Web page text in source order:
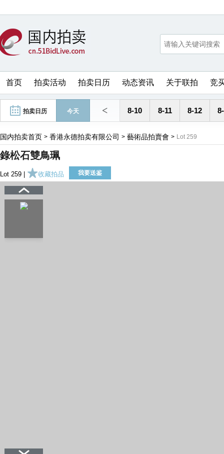
首页 拍卖活动 拍卖日历 动态资讯 关于联拍 竞
拍卖日历 今天 < 8-10 8-11 8-12
国内拍卖首页 > 香港永德拍卖有限公司 > 藝術品拍賣會 > Lot 259
錄松石雙鳥珮
Lot 259 | 收藏拍品 我要送鉴